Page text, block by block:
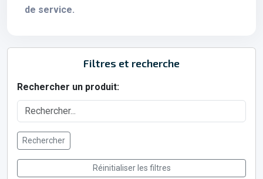
de service.
Filtres et recherche
Rechercher un produit:
Rechercher
Réinitialiser les filtres